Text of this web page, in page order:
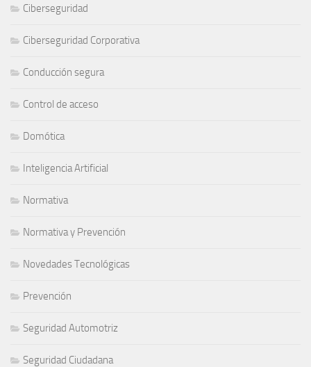
Ciberseguridad
Ciberseguridad Corporativa
Conducción segura
Control de acceso
Domótica
Inteligencia Artificial
Normativa
Normativa y Prevención
Novedades Tecnológicas
Prevención
Seguridad Automotriz
Seguridad Ciudadana